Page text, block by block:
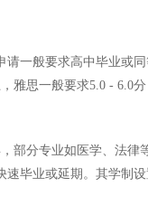
一般要求高中毕业或
雅思一般要求5.0 - 6.0
部分专业如医学、法
毕业或延期。其学制